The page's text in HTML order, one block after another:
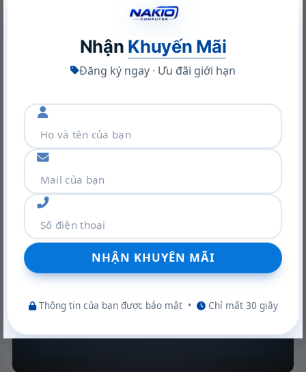
Nhận Khuyến Mãi
Đăng ký ngay · Ưu đãi giới hạn
Thông tin của bạn được bảo mật • Chỉ mất 30 giây
Khám phá VGA Leadtek RTX A400 4GB: Sức mạnh Ampere
22/06/2026